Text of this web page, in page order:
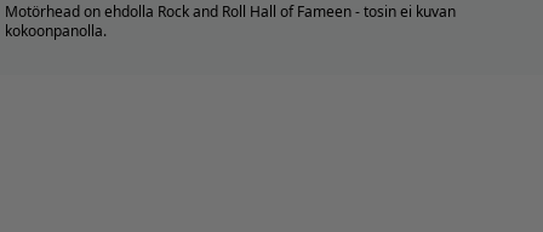
Motörhead on ehdolla Rock and Roll Hall of Fameen - tosin ei kuvan
kokoonpanolla.